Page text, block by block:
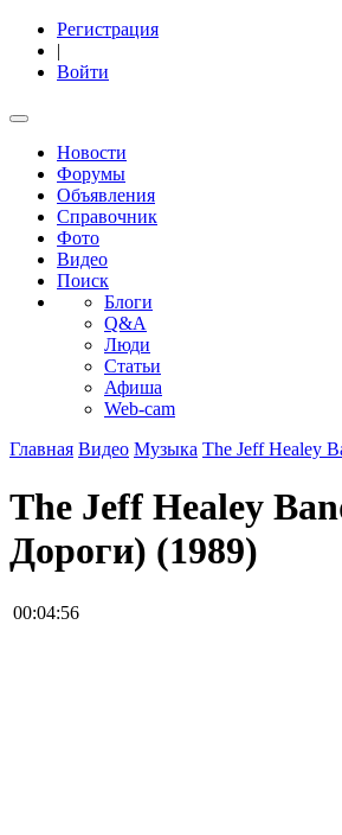
Регистрация
|
Войти
Новости
Форумы
Объявления
Справочник
Фото
Видео
Поиск
Блоги
Q&A
Люди
Статьи
Афиша
Web-cam
Главная Видео Музыка The Jeff Healey
The Jeff Healey
Дороги) (1989)
00:04:56